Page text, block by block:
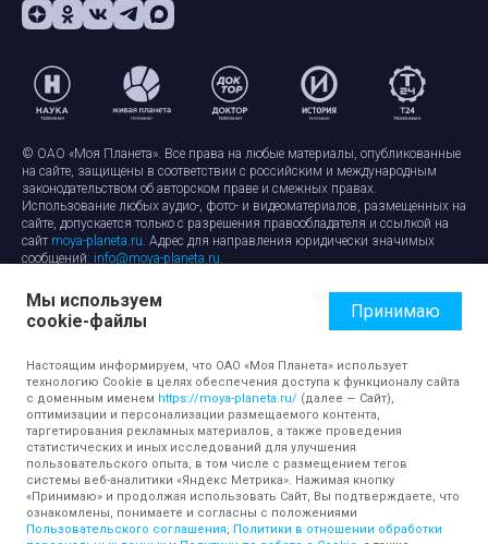
© ОАО «Моя Планета». Все права на любые материалы, опубликованные
на сайте, защищены в соответствии с российским и международным
законодательством об авторском праве и смежных правах.
Использование любых аудио-, фото- и видеоматериалов, размещенных на
сайте, допускается только с разрешения правообладателя и ссылкой на
сайт moya-planeta.ru. Адрес для направления юридически значимых
сообщений: info@moya-planeta.ru.
Правила сайтаРабота с cookie-файлами
Защита персональных данных
Обработка персональных данных
Мы используем
cookie-файлы
Принимаю
Настоящим информируем, что ОАО «Моя Планета» использует
технологию Cookie в целях обеспечения доступа к функционалу сайта
с доменным именем https://moya-planeta.ru/ (далее — Сайт),
оптимизации и персонализации размещаемого контента,
таргетирования рекламных материалов, а также проведения
статистических и иных исследований для улучшения
пользовательского опыта, в том числе с размещением тегов
системы веб-аналитики «Яндекс Метрика». Нажимая кнопку
«Принимаю» и продолжая использовать Сайт, Вы подтверждаете, что
ознакомлены, понимаете и согласны с положениями
Пользовательского соглашения, Политики в отношении обработки